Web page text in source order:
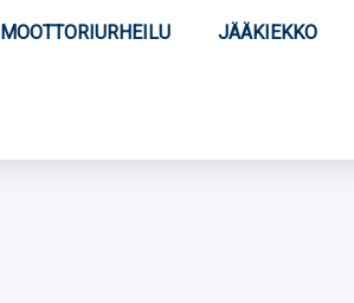
MOOTTORIURHEILU JÄÄKIEKKO